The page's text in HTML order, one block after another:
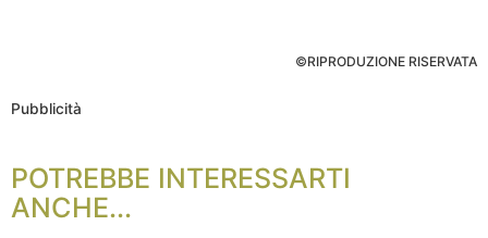
©RIPRODUZIONE RISERVATA
Pubblicità
POTREBBE INTERESSARTI
ANCHE...